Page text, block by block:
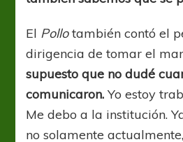
El Pollotambién contó el
dirigencia de tomar el
supuesto que no dudé
comunicaron. Yo estoy
Me debo a la institución.
no solamente